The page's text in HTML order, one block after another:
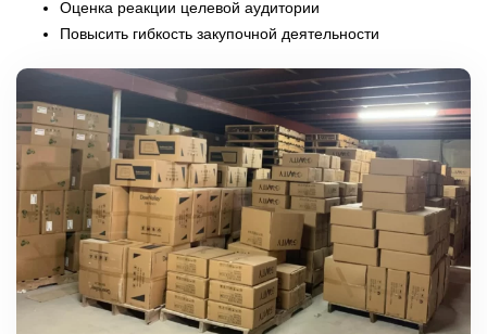
Оценка реакции целевой аудитории
Повысить гибкость закупочной деятельности